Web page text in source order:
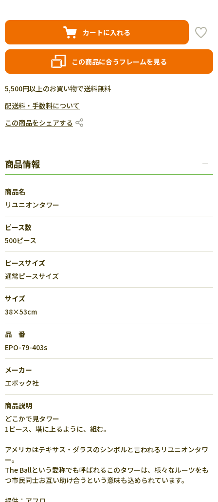
カートに入れる
この商品に合うフレームを見る
5,500円以上のお買い物で送料無料
配送料・手数料について
この商品をシェアする
商品情報
商品名
リユニオンタワー
ピース数
500ピース
ピースサイズ
通常ピースサイズ
サイズ
38×53cm
品 番
EPO-79-403s
メーカー
エポック社
商品説明
どこかで見タワー
1ピース、塔に上るように、組む。
アメリカはテキサス・ダラスのシンボルと言われるリユニオンタワ
ー。
The Ballという愛称でも呼ばれるこのタワーは、様々なルーツをも
つ市民同士お互い助け合うという意味も込められています。